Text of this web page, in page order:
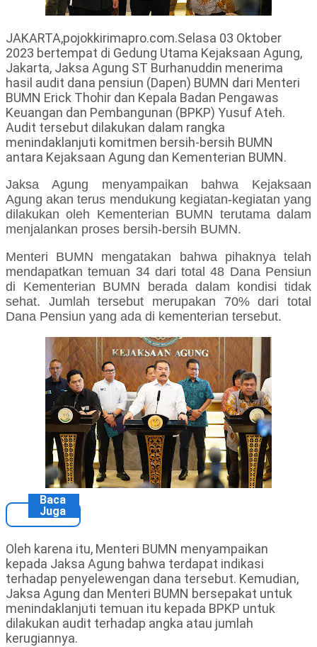
JAKARTA,pojokkirimapro.com.Selasa 03 Oktober
2023 bertempat di Gedung Utama Kejaksaan Agung,
Jakarta, Jaksa Agung ST Burhanuddin menerima
hasil audit dana pensiun (Dapen) BUMN dari Menteri
BUMN Erick Thohir dan Kepala Badan Pengawas
Keuangan dan Pembangunan (BPKP) Yusuf Ateh.
Audit tersebut dilakukan dalam rangka
menindaklanjuti komitmen bersih-bersih BUMN
antara Kejaksaan Agung dan Kementerian BUMN.
Jaksa Agung menyampaikan bahwa Kejaksaan
Agung akan terus mendukung kegiatan-kegiatan yang
dilakukan oleh Kementerian BUMN terutama dalam
menjalankan proses bersih-bersih BUMN.
Menteri BUMN mengatakan bahwa pihaknya telah
mendapatkan temuan 34 dari total 48 Dana Pensiun
di Kementerian BUMN berada dalam kondisi tidak
sehat. Jumlah tersebut merupakan 70% dari total
Dana Pensiun yang ada di kementerian tersebut.
Baca
Juga
Oleh karena itu, Menteri BUMN menyampaikan
kepada Jaksa Agung bahwa terdapat indikasi
terhadap penyelewengan dana tersebut. Kemudian,
Jaksa Agung dan Menteri BUMN bersepakat untuk
menindaklanjuti temuan itu kepada BPKP untuk
dilakukan audit terhadap angka atau jumlah
kerugiannya.